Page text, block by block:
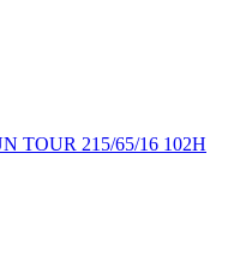
TOUR 215/65/16 102H